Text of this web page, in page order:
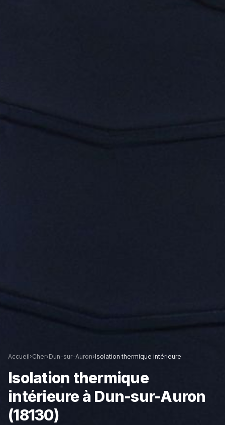
Accueil›Cher›Dun-sur-Auron›Isolation thermique intérieure
Isolation thermique
intérieureà Dun-sur-Auron
(18130)